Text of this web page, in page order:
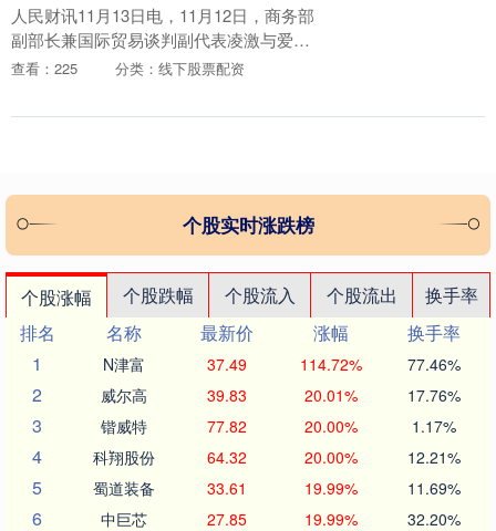
人民财讯11月13日电，11月12日，商务部
副部长兼国际贸易谈判副代表凌激与爱尔
兰企业、旅游和就业部部长彼得·伯克在都
会第1....
查看：225 分类：线下股票配资
个股实时涨跌榜
个股涨幅 个股跌幅 个股流入 个股流出
换手率
排名
名称 最新价 涨幅
换手率
1
N津富 37.49 114.72% 77.46%
2 威尔高 39.83 20.01% 17.76%
3 锴威特 77.82 20.00% 1.17%
4 科翔股份 64.32 20.00% 12.21%
5 蜀道装备 33.61 19.99% 11.69%
6 中巨芯 27.85 19.99% 32.20%